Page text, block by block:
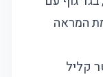
המראה
קליל